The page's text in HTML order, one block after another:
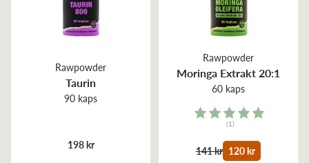
Rawpowder
Taurin
90 kaps
198 kr
Rawpowder
Moringa Extrakt 20:1
60 kaps
Rating:
(1)
141 kr 120 kr